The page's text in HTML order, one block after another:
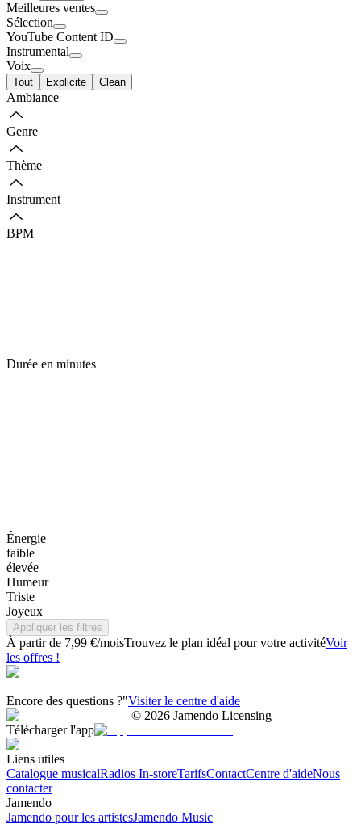
Meilleures ventes
Sélection
YouTube Content ID
Instrumental
Voix
Tout Explicite Clean
Ambiance
Genre
Thème
Instrument
BPM
Durée en minutes
Énergie
faible
élevée
Humeur
Triste
Joyeux
Appliquer les filtres
À partir de 7,99 €/moisTrouvez le plan idéal pour votre activitéVoir
les offres !
Encore des questions ?"Visiter le centre d'aide
© 2026 Jamendo Licensing
Télécharger l'app
Liens utiles
Catalogue musicalRadios In-storeTarifsContactCentre d'aideNous
contacter
Jamendo
Jamendo pour les artistesJamendo Music